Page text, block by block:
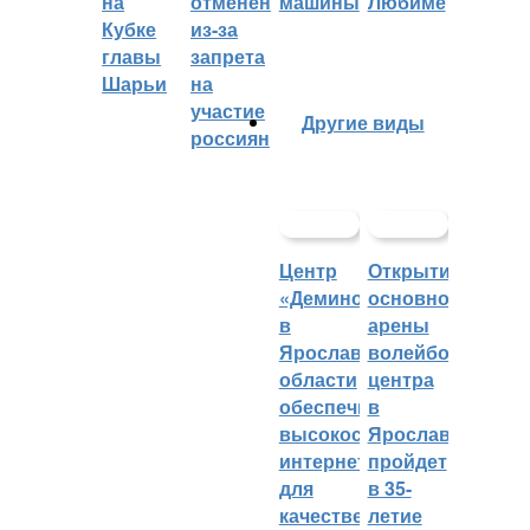
Кубке
главы
Шарьи
из-за
запрета
на
участие
россиян
Другие виды
Центр
«Демино»
в
Ярославской
области
обеспечивают
высокоскоростным
интернетом
для
качественных
Открытие
основной
арены
волейбольного
центра
в
Ярославле
пройдет
в 35-
летие